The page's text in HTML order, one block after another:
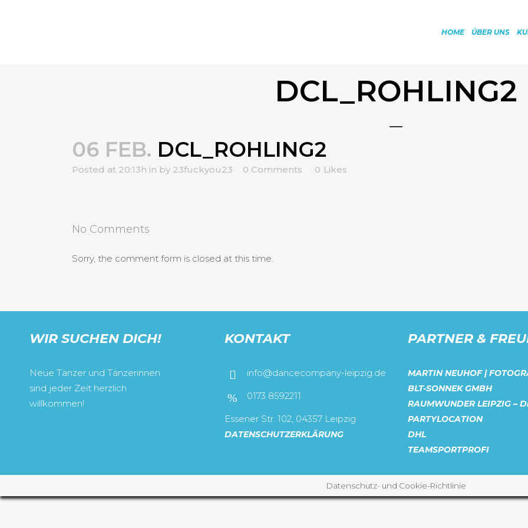
HOME ÜBER UNS
DCL_ROHLING2
06 FEB. DCL_ROHLING2
Posted at 20:13h in by 23fuckyou23 0 Comments 0 Likes
No Comments
Sorry, the comment form is closed at this time.
WIR SUCHEN DICH!
Neue Tänzer und Tänzerinnen
sind jeder Zeit herzlich
willkommen!
KONTAKT
info@dancecompany-leipzig.de
0173 8592211
Essener Str. 102, 04357 Leipzig
DATENSCHUTZERKLÄRUNG
PARTNER &
MARTIN NEUHOF |
BLT-SONNEK GMBH
RAUMWUNDER LEIPZIG –
PARTYLOCATION
DHL
TEAMSPORTPROFI
Datenschutz- und Cookie-Richtlinie